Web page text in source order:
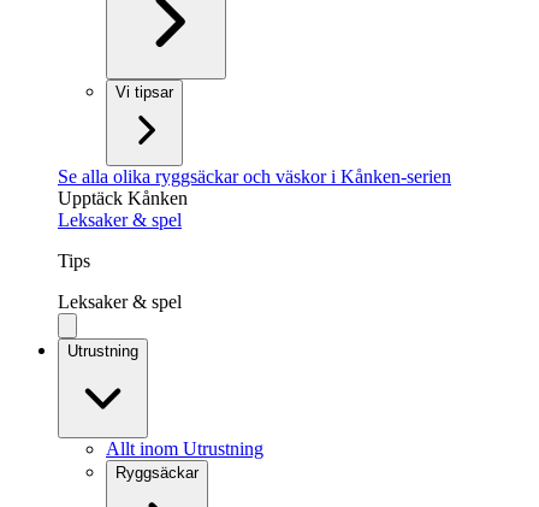
Vi tipsar
Se alla olika ryggsäckar och väskor i Kånken-serien
Upptäck Kånken
Leksaker & spel
Tips
Leksaker & spel
Utrustning
Allt inom Utrustning
Ryggsäckar